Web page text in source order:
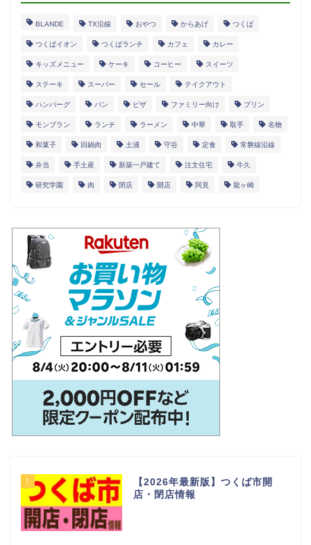
BLANDE TX沿線 おやつ からあげ つくば
つくばイオン つくばランチ カフェ カレー
キッズメニュー ケーキ コーヒー スイーツ
ステーキ スーパー セール テイクアウト
ハンバーグ パン ピザ ファミリー向け プリン
モンブラン ランチ ラーメン 中華 取手 名物
和菓子 回鍋肉 土浦 守谷 定食 常磐線沿線
弁当 手土産 新築一戸建て 注文住宅 牛久
研究学園 肉 閉店 開店 阿見 龍ヶ崎
1
【2026年最新版】つくば市開
店・閉店情報